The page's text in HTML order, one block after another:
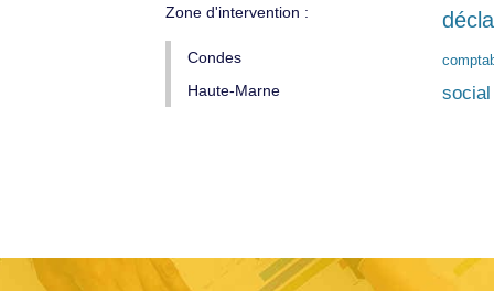
Zone d'intervention :
Condes
Haute-Marne
social